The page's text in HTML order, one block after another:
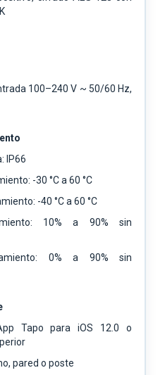
100–240 V ~ 50/60 Hz,
IP66
-30 °C a 60 °C
-40 °C a 60 °C
10% a 90% sin
0% a 90% sin
Tapo para iOS 12.0 o
pared o poste